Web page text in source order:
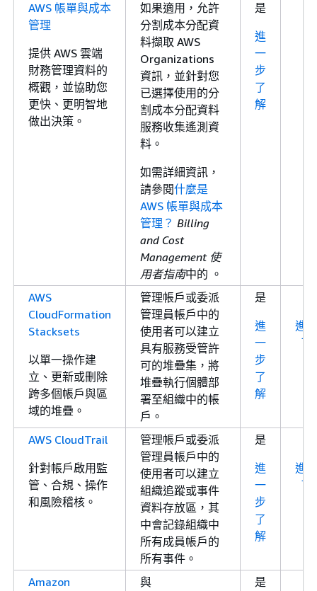
AWS 帳單與成本
管理
提供 AWS 雲端
財務管理資料的
概觀，並協助您
更快、更明智地
做出決策。
如果適用，允許
分割成本分配資
料擷取 AWS
Organizations
資訊，並針對您
已選擇使用的分
割成本分配資料
服務收集遙測資
料。
如需詳細資訊，
請參閱什麼是
AWS 帳單與成本
管理？ Billing
and Cost
Management 使
用者指南中的 。
是
進
一
步
了
解
AWS
CloudFormation
Stacksets
以單一操作建
立、更新或刪除
跨多個帳戶與區
域的堆疊。
管理帳戶或委派
管理員帳戶中的
使用者可以建立
具有服務受管許
可的堆疊集，將
堆疊執行個體部
署至組織中的帳
戶。
是
進
一
步
了
解
進
了
AWS CloudTrail
針對帳戶啟用監
管、合規、操作
和風險稽核。
管理帳戶或委派
管理員帳戶中的
使用者可以建立
組織追蹤或事件
資料存放區，其
中會記錄組織中
所有成員帳戶的
所有事件。
是
進
一
步
了
解
進
了
Amazon
與
是